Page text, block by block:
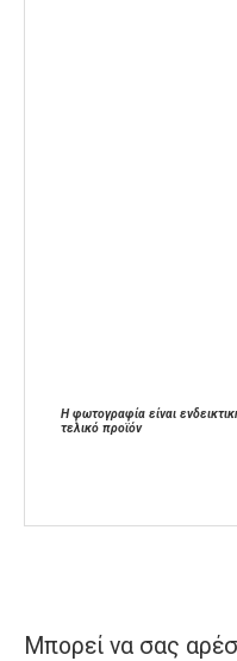
Η φωτογραφία είναι
τελικό προϊόν
Μπορεί να σας